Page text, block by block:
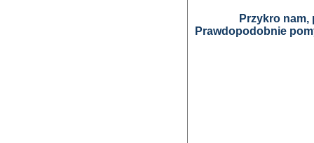
Przykro
Prawdopodobnie